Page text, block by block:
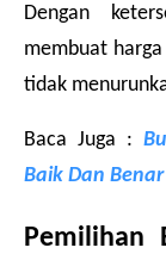
Dengan
membuat
tidak
Baca Juga :
Baik Dan Benar
Pemilihan